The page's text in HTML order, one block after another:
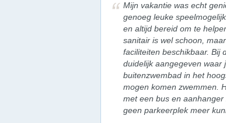
Mijn vakantie was echt
genoeg leuke
en altijd bereid om te
sanitair is wel schoon,
faciliteiten beschikbaar. Bij
duidelijk aangegeven waar
buitenzwembad in het
mogen komen zwemmen.
met een bus en
geen parkeerplek meer